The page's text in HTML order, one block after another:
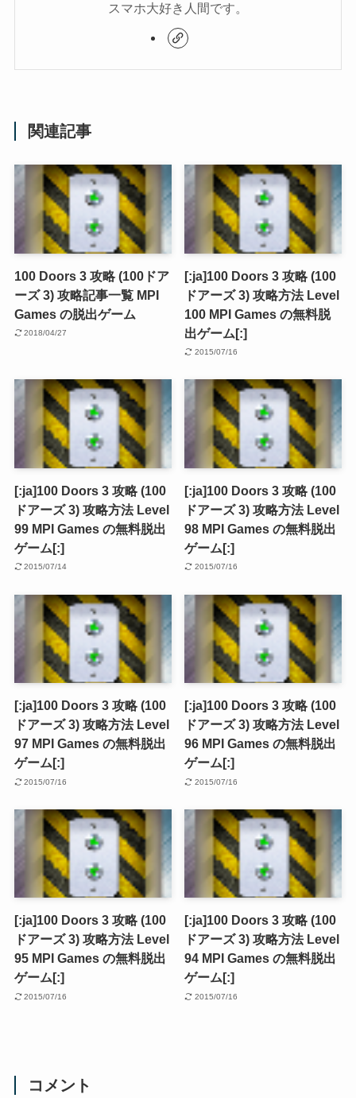
スマホ大好き人間です。
関連記事
100 Doors 3 攻略 (100ドア
ーズ 3) 攻略記事一覧 MPI
Games の脱出ゲーム
2018/04/27
[:ja]100 Doors 3 攻略 (100
ドアーズ 3) 攻略方法 Level
100 MPI Games の無料脱
出ゲーム[:]
2015/07/16
[:ja]100 Doors 3 攻略 (100
ドアーズ 3) 攻略方法 Level
99 MPI Games の無料脱出
ゲーム[:]
2015/07/14
[:ja]100 Doors 3 攻略 (100
ドアーズ 3) 攻略方法 Level
98 MPI Games の無料脱出
ゲーム[:]
2015/07/16
[:ja]100 Doors 3 攻略 (100
ドアーズ 3) 攻略方法 Level
97 MPI Games の無料脱出
ゲーム[:]
2015/07/16
[:ja]100 Doors 3 攻略 (100
ドアーズ 3) 攻略方法 Level
96 MPI Games の無料脱出
ゲーム[:]
2015/07/16
[:ja]100 Doors 3 攻略 (100
ドアーズ 3) 攻略方法 Level
95 MPI Games の無料脱出
ゲーム[:]
2015/07/16
[:ja]100 Doors 3 攻略 (100
ドアーズ 3) 攻略方法 Level
94 MPI Games の無料脱出
ゲーム[:]
2015/07/16
コメント